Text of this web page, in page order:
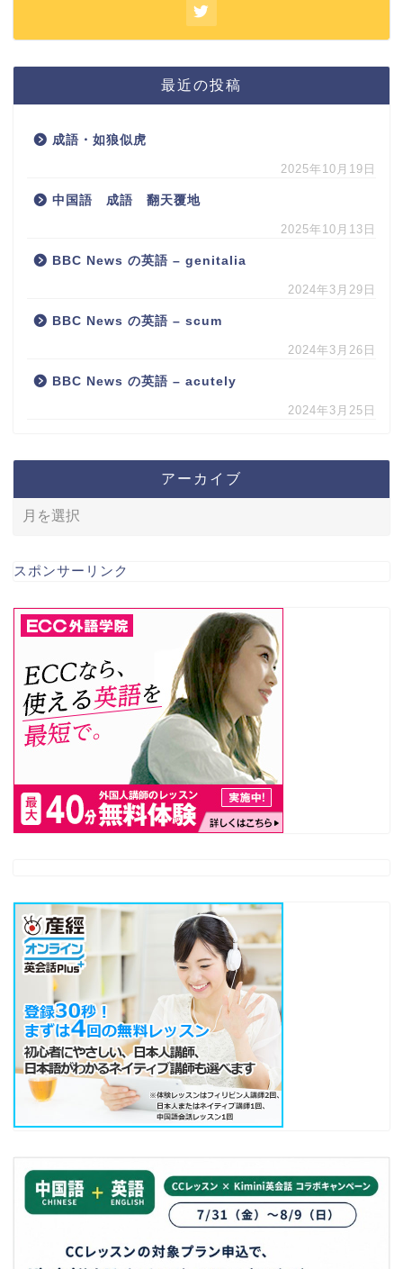
最近の投稿
成語・如狼似虎
2025年10月19日
中国語 成語 翻天覆地
2025年10月13日
BBC News の英語 – genitalia
2024年3月29日
BBC News の英語 – scum
2024年3月26日
BBC News の英語 – acutely
2024年3月25日
アーカイブ
スポンサーリンク